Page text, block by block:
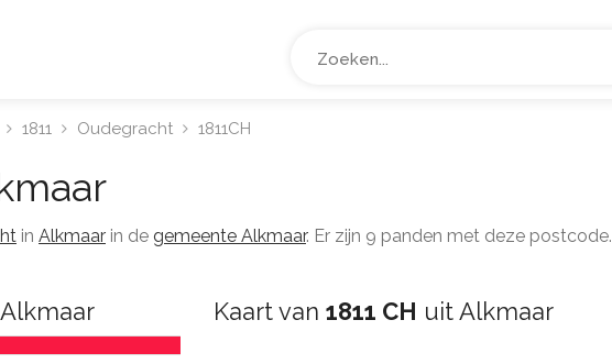
1811 Oudegracht 1811CH
in Alkmaar in de gemeente Alkmaar. Er zijn 9 panden met deze postcode.
Kaart van 1811 CH uit Alkmaar